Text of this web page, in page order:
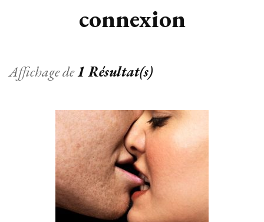
connexion
Affichage de1 Résultat(s)